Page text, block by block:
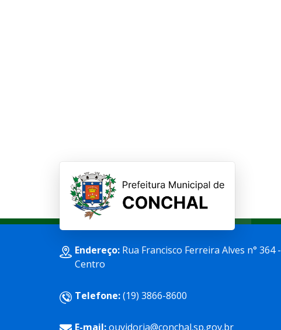
Endereço:Rua Francisco Ferreira Alves n° 364 -
Centro
Telefone:(19) 3866-8600
E-mail:ouvidoria@conchal.sp.gov.br